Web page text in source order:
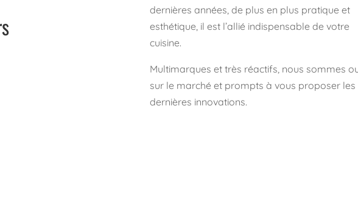
dernières années, de plus en plus pratique et
esthétique, il est l’allié indispensable de votre
cuisine.
Multimarques et très réactifs, nous sommes
sur le marché et prompts à vous proposer les
dernières innovations.